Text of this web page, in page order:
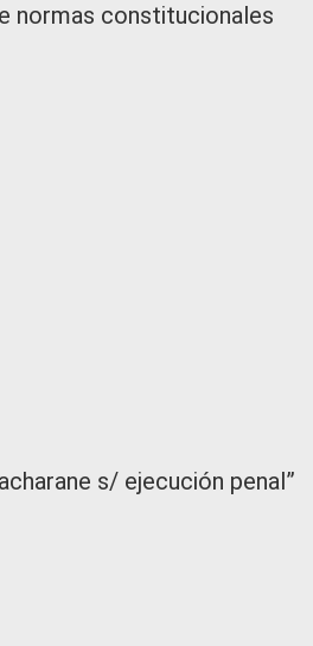
normas constitucionales
s/ ejecución penal”